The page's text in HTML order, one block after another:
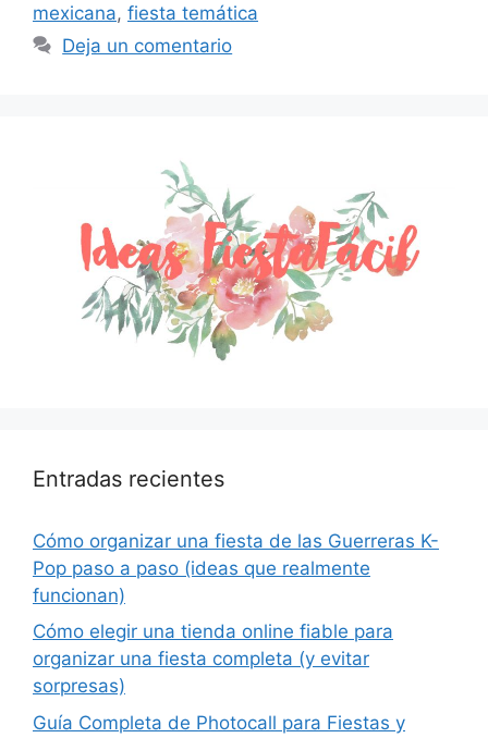
mexicana, fiesta temática
Deja un comentario
Entradas recientes
Cómo organizar una fiesta de las Guerreras K-
Pop paso a paso (ideas que realmente
funcionan)
Cómo elegir una tienda online fiable para
organizar una fiesta completa (y evitar
sorpresas)
Guía Completa de Photocall para Fiestas y